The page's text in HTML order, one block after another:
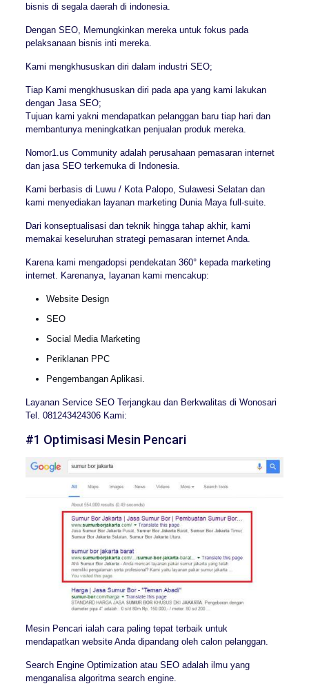
bisnis di segala daerah di indonesia.
Dengan SEO, Memungkinkan mereka untuk fokus pada
pelaksanaan bisnis inti mereka.
Kami mengkhususkan diri dalam industri SEO;
Tiap Kami mengkhususkan diri pada apa yang kami lakukan
dengan Jasa SEO;
Tujuan kami yakni mendapatkan pelanggan baru tiap hari dan
membantunya meningkatkan penjualan produk mereka.
Nomor1.us Community adalah perusahaan pemasaran internet
dan jasa SEO terkemuka di Indonesia.
Kami berbasis di Luwu / Kota Palopo, Sulawesi Selatan dan
kami menyediakan layanan marketing Dunia Maya full-suite.
Dari konseptualisasi dan teknik hingga tahap akhir, kami
memakai keseluruhan strategi pemasaran internet Anda.
Karena kami mengadopsi pendekatan 360° kepada marketing
internet. Karenanya, layanan kami mencakup:
Website Design
SEO
Social Media Marketing
Periklanan PPC
Pengembangan Aplikasi.
Layanan Service SEO Terjangkau dan Berkwalitas di Wonosari
Tel. 081243424306 Kami:
#1 Optimisasi Mesin Pencari
Mesin Pencari ialah cara paling tepat terbaik untuk
mendapatkan website Anda dipandang oleh calon pelanggan.
Search Engine Optimization atau SEO adalah ilmu yang
menganalisa algoritma search engine.